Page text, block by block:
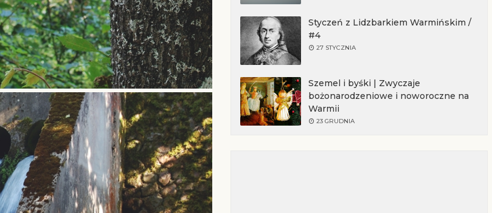
Styczeń z Lidzbarkiem Warmińskim /
#4
27 STYCZNIA
Szemel i byśki | Zwyczaje
bożonarodzeniowe i noworoczne na
Warmii
23 GRUDNIA